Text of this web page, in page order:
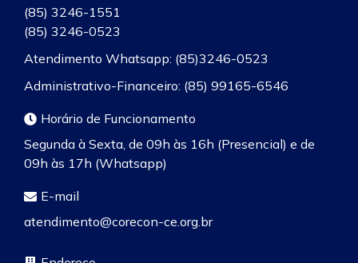
(85) 3246-1551
(85) 3246-0523
Atendimento Whatsapp: (85)3246-0523
Administrativo-Financeiro: (85) 99165-6546
Horário de Funcionamento
Segunda à Sexta, de 09h às 16h (Presencial) e de
09h às 17h (Whatsapp)
E-mail
atendimento@corecon-ce.org.br